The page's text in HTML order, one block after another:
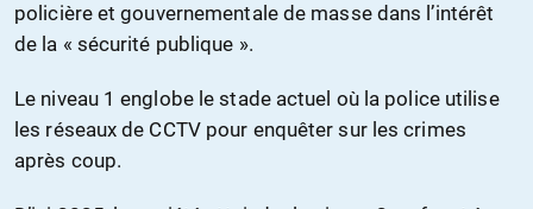
policière et gouvernementale de masse dans l’intérêt
de la « sécurité publique ».
Le niveau 1 englobe le stade actuel où la police utilise
les réseaux de CCTV pour enquêter sur les crimes
après coup.